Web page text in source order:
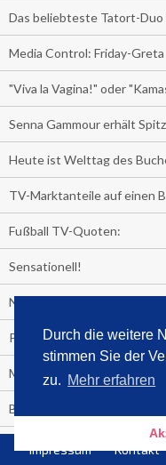
Durch die weitere
stimmen Sie der
zu. Mehr erfahren
Das beliebteste Tatort-Duo
Media Control: Friday-Greta
"Viva la Vagina!" oder
Senna Gammour erhält
Heute ist Welttag des
TV-Marktanteile auf einen
Fußball TV-Quoten:
Sensationell!
Niederlande - Deutschland:
PRESSEMITTEILUNG
Media Control eBook-Panel
BIATHLON-WM im TV
Impressum Kontakt